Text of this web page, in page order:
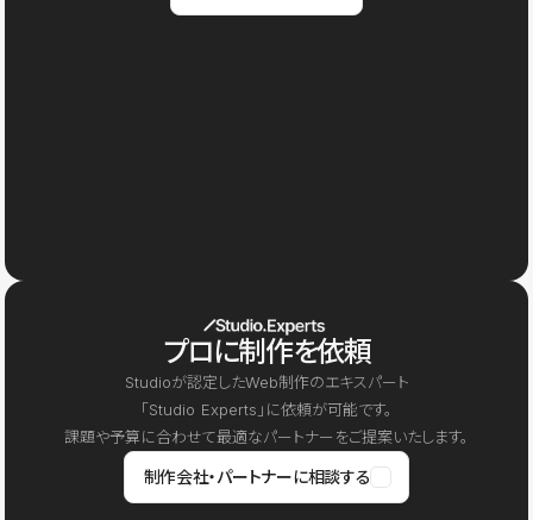
プロに制作を依頼
Studioが認定したWeb制作のエキスパート
「Studio Experts」に依頼が可能です。
課題や予算に合わせて最適なパートナーをご提案いたします。
制作会社・パートナーに相談する